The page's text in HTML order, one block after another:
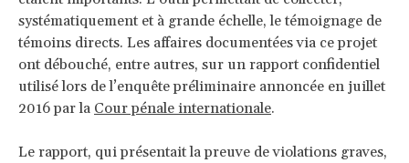
systématiquement et à grande échelle, le témoignage de
témoins directs. Les affaires documentées via ce projet
ont débouché, entre autres, sur un rapport confidentiel
utilisé lors de l’enquête préliminaire annoncée en juillet
2016 par la Cour pénale internationale.
Le rapport, qui présentait la preuve de violations graves,